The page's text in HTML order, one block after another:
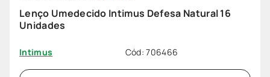
Lenço Umedecido Intimus Defesa Natural 16
Unidades
Intimus Cód:706466